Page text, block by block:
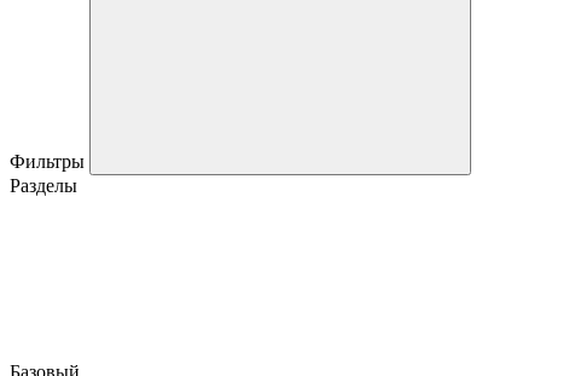
Фильтры
Разделы
Базовый